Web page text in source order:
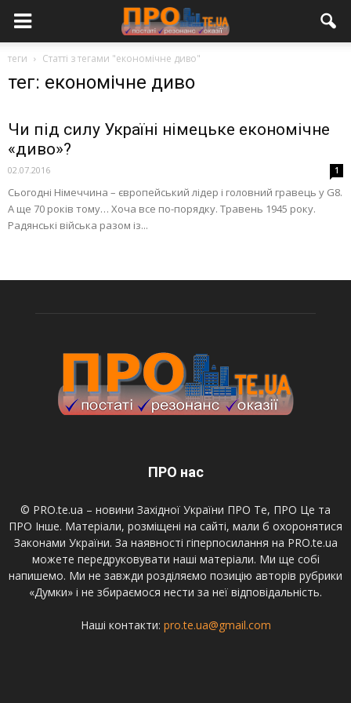
теги Статті з тегами "економічне диво"
тег: економічне диво
Чи під силу Україні німецьке економічне
«диво»?
02.07.2016 1
Сьогодні Німеччина – європейський лідер і головний гравець у G8.
А ще 70 років тому… Хоча все по-порядку. Травень 1945 року.
Радянські війська разом із...
ПРО нас
© PRO.te.ua – новини Західної України ПРО Те, ПРО Це та
ПРО Інше. Матеріали, розміщені на сайті, мали б охоронятися
Законами України. За наявності гіперпосилання на PRO.te.ua
можете передруковувати наші матеріали. Ми ще собі
напишемо. Ми не завжди розділяємо позицію авторів рубрики
«Думки» і не збираємося нести за неї відповідальність.
Наші контакти: pro.te.ua@gmail.com